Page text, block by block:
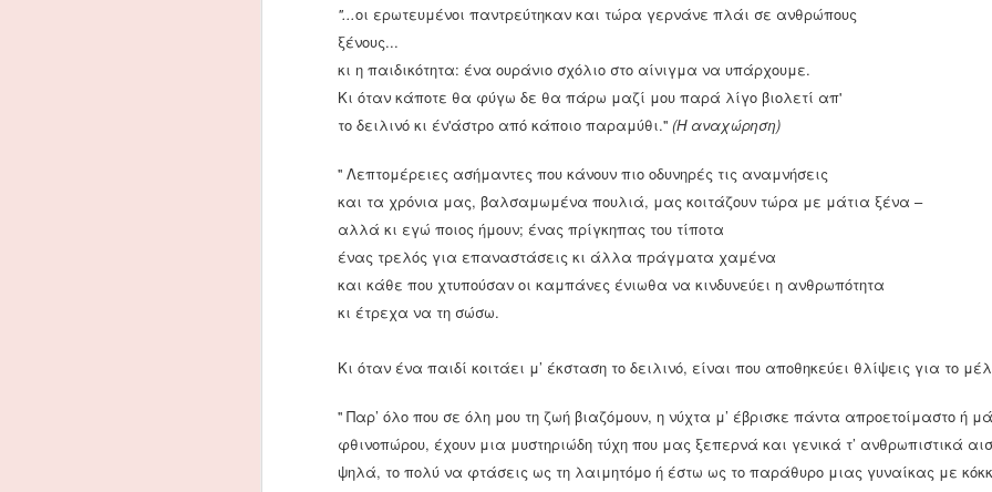
''...οι ερωτευμένοι παντρεύτηκαν και τώρα γερνάνε πλάι σε ανθρώπους
ξένους...
κι η παιδικότητα: ένα ουράνιο σχόλιο στο αίνιγμα να υπάρχουμε.
Κι όταν κάποτε θα φύγω δε θα πάρω μαζί μου παρά λίγο βιολετί απ'
το δειλινό κι έν'άστρο από κάποιο παραμύθι.'' (Η αναχώρηση)
'' Λεπτομέρειες ασήμαντες που κάνουν πιο οδυνηρές τις αναμνήσεις
και τα χρόνια μας, βαλσαμωμένα πουλιά, μας κοιτάζουν τώρα με μάτια ξένα –
αλλά κι εγώ ποιος ήμουν; ένας πρίγκηπας του τίποτα
ένας τρελός για επαναστάσεις κι άλλα πράγματα χαμένα
και κάθε που χτυπούσαν οι καμπάνες ένιωθα να κινδυνεύει η ανθρωπότητα
κι έτρεχα να τη σώσω.
Κι όταν ένα παιδί κοιτάει μ’ έκσταση το δειλινό, είναι που αποθηκεύει θλίψεις για το
'' Παρ’ όλο που σε όλη μου τη ζωή βιαζόμουν, η νύχτα μ’ έβρισκε πάντα απροετοίμαστο ή
φθινοπώρου, έχουν μια μυστηριώδη τύχη που μας ξεπερνά και γενικά τ’ ανθρωπιστικά
ψηλά, το πολύ να φτάσεις ως τη λαιμητόμο ή έστω ως το παράθυρο μιας γυναίκας με
πολυπλοκότερα και δισεπίλυτα προβλήματα. Από την σύσταση
Κωνσταντίνο Β΄ τα προβλήματα και οι τριβές με τις εκάστοτε
βασιλικές οικογένειες δεν έπαψαν ποτέ. Η έντονη
παρεμβατικότητα του παλατιού στην πολιτική ζωή της χώρας, οι
ίντριγκες, η αλαζονεία , και η αποχή από την πραγματικότητα
Απ' το 2004 στο 2014
Στη διάρκεια της Ολυμπιάδας της Αθήνας, ένας εθελοντής καλωσόριζε τους επισκέπτες στο
Ολυμπιακό Στάδιο, με ένα μεγάφωνο, λέγοντάς τους «να περάσουν καλά, γιατί πότε θα
ξαναζήσουν τέτοιες μέρες;».
Οι "συνέχειες" του ιστορικού λόγου
συνέχειες. Ότι, δηλαδή, τα ιστορικά γεγονότα και φαινόμενα εξελίσσονται γραμμικά (το
στο παρελθόν και φθάνει χωρίς διακοπή (ιστορικής παρουσίας και μαρτυρίας) ως το παρόν.
Χαρακτηριστικό για το παραπάνω είναι το τριμερές σύστημα χρονολόγησης που κυριαρχεί:
Αρχαιότητα - Μεσαίωνας - Νεωτερικότητα.